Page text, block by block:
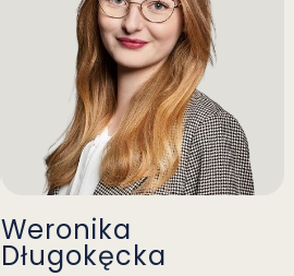
Weronika
Długokęcka